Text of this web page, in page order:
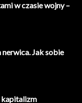
w czasie wojny –
Jak sobie
kapitalizm